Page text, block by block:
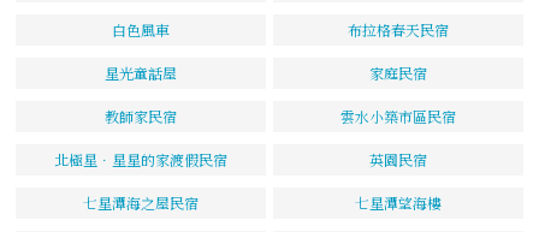
白色風車 布拉格春天民宿
星光童話屋 家庭民宿
教師家民宿 雲水小築市區民宿
北極星．星星的家渡假民宿 英園民宿
七星潭海之屋民宿 七星潭望海樓